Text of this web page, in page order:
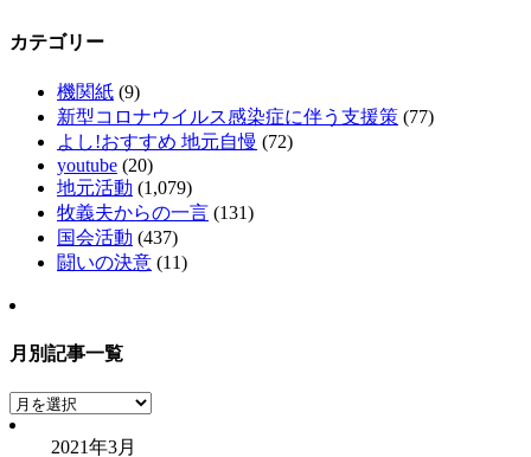
カテゴリー
機関紙 (9)
新型コロナウイルス感染症に伴う支援策 (77)
よし!おすすめ 地元自慢 (72)
youtube (20)
地元活動 (1,079)
牧義夫からの一言 (131)
国会活動 (437)
闘いの決意 (11)
月別記事一覧
月
別
2021年3月